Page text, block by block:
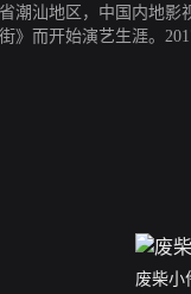
潮汕地区，中国内地影
》而开始演艺生涯。
其主演的校园喜剧《玛
废柴小